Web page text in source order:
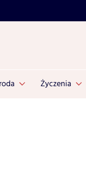
Życzenia